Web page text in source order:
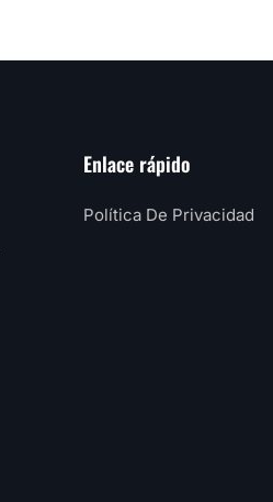
Enlace rápido
Política De Privacidad